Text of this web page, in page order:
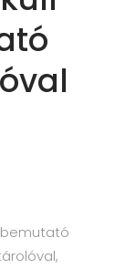
bemutató